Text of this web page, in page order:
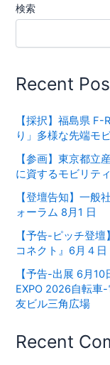
検索
Recent
【採択】福島県
り」多様な先端モ
【参画】東京都立
に資するモビリテ
【登壇告知】一般
ォーラム 8月1 日
【予告-ピッチ登
コネクト』6月４日
【予告-出展 6月10
EXPO 2026⾃転⾞
友ビル三⾓広場
Recent